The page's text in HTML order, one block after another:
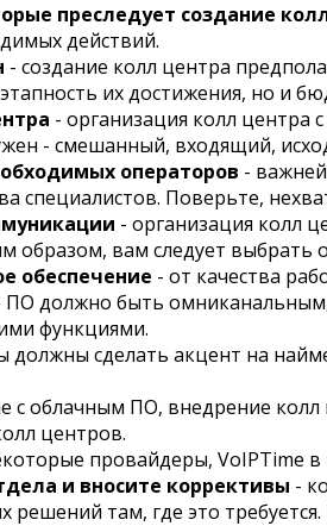
преследует создание
действий.
- создание колл центра
их достижения, но и
- организация колл центра
- смешанный, входящий,
операторов -
специалистов. Поверьте,
- организация колл
образом, вам следует
обеспечение - от качества
ПО должно быть
функциями.
должны сделать акцент на
с облачным ПО, внедрение
центров.
провайдеры, VoIPTime в
и вносите коррективы -
решений там, где это